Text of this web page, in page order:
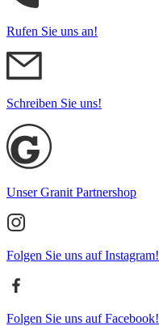
Rufen Sie uns an!
Schreiben Sie uns!
Unser Granit Partnershop
Folgen Sie uns auf Instagram!
Folgen Sie uns auf Facebook!